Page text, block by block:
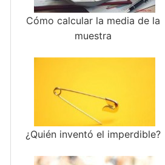
Cómo calcular la media de la
muestra
¿Quién inventó el imperdible?